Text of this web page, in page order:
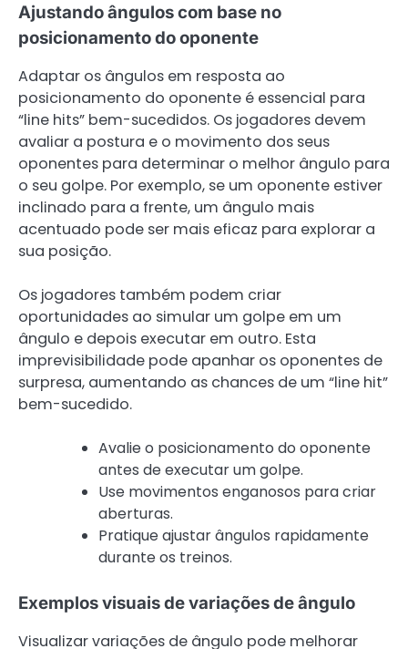
Ajustando ângulos com base no
posicionamento do oponente
Adaptar os ângulos em resposta ao
posicionamento do oponente é essencial para
“line hits” bem-sucedidos. Os jogadores devem
avaliar a postura e o movimento dos seus
oponentes para determinar o melhor ângulo para
o seu golpe. Por exemplo, se um oponente estiver
inclinado para a frente, um ângulo mais
acentuado pode ser mais eficaz para explorar a
sua posição.
Os jogadores também podem criar
oportunidades ao simular um golpe em um
ângulo e depois executar em outro. Esta
imprevisibilidade pode apanhar os oponentes de
surpresa, aumentando as chances de um “line hit”
bem-sucedido.
Avalie o posicionamento do oponente
antes de executar um golpe.
Use movimentos enganosos para criar
aberturas.
Pratique ajustar ângulos rapidamente
durante os treinos.
Exemplos visuais de variações de ângulo
Visualizar variações de ângulo pode melhorar